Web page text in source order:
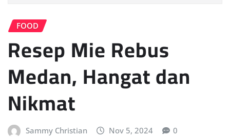
FOOD
Resep Mie Rebus
Medan, Hangat dan
Nikmat
Sammy Christian Nov 5, 2024 0